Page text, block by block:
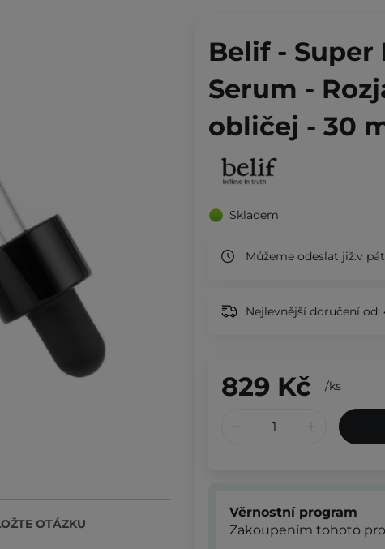
OTÁZKU
Belif - Super
Serum -
obličej - 30
Skladem
Můžeme odeslat již:v
Nejlevnější doručení od:
829 Kč /ks
Věrnostní program
Zakoupením tohoto